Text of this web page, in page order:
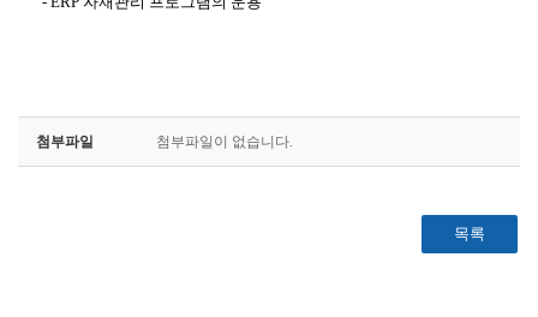
첨부파일 첨부파일이 없습니다.
목록